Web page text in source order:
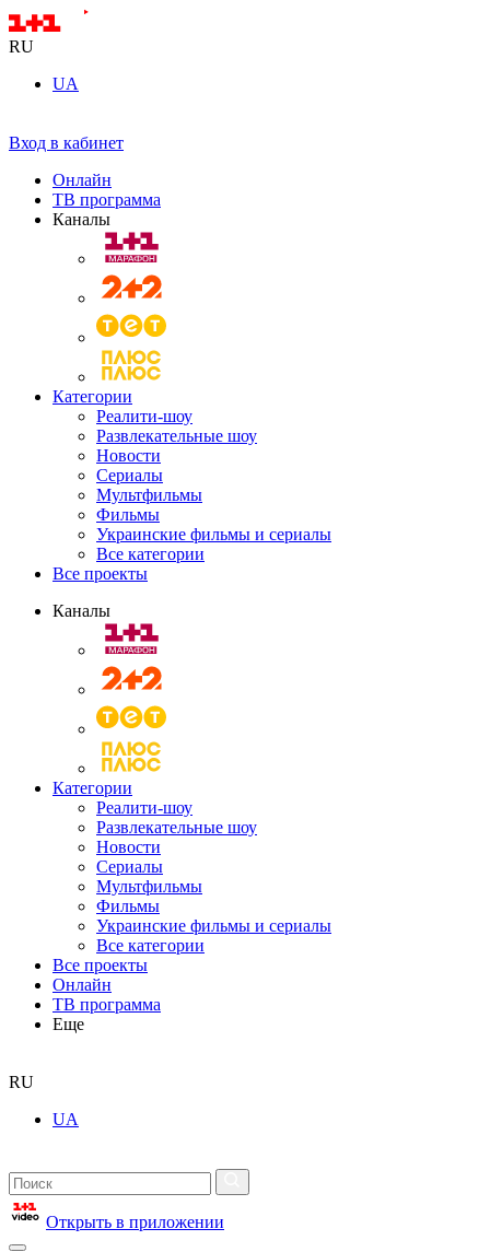
RU
UA
Вход в кабинет
Онлайн
ТВ программа
Каналы
Категории
Реалити-шоу
Развлекательные шоу
Новости
Сериалы
Мультфильмы
Фильмы
Украинские фильмы и сериалы
Все категории
Все проекты
Каналы
Категории
Реалити-шоу
Развлекательные шоу
Новости
Сериалы
Мультфильмы
Фильмы
Украинские фильмы и сериалы
Все категории
Все проекты
Онлайн
ТВ программа
Еще
RU
UA
Открыть в приложении